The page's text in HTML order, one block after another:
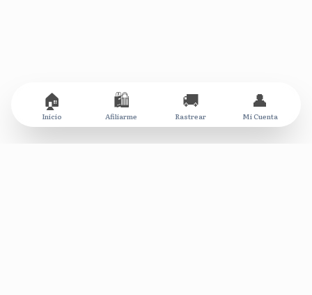
🏠
Inicio
🛍️
Afiliarme
🚚
Rastrear
👤
Mi Cuenta